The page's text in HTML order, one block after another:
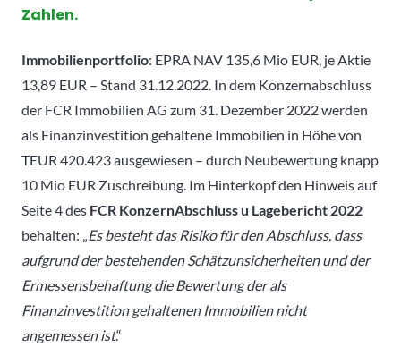
Zahlen.
Immobilienportfolio: EPRA NAV 135,6 Mio EUR, je Aktie
13,89 EUR – Stand 31.12.2022. In dem Konzernabschluss
der FCR Immobilien AG zum 31. Dezember 2022 werden
als Finanzinvestition gehaltene Immobilien in Höhe von
TEUR 420.423 ausgewiesen – durch Neubewertung knapp
10 Mio EUR Zuschreibung. Im Hinterkopf den Hinweis auf
Seite 4 des FCR KonzernAbschluss u Lagebericht 2022
behalten: „
Es besteht das Risiko für den Abschluss, dass
aufgrund der bestehenden Schätzunsicherheiten und der
Ermessensbehaftung die Bewertung der als
Finanzinvestition gehaltenen Immobilien nicht
angemessen ist.“